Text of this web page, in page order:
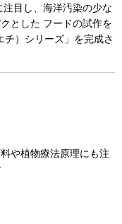
目し、海洋汚染の少な
とした フードの試作を
）シリーズ」を完成さ
や植物療法原理にも注